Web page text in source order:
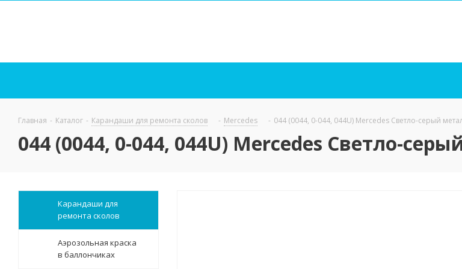
Главная - Каталог - Карандаши для ремонта сколов - Mercedes - 044 (0044, 0-044, 044U) Mercedes Светло-серый
044 (0044, 0-044, 044U) Mercedes Светло-
Карандаши для
ремонта сколов
Аэрозольная краска
в баллончиках